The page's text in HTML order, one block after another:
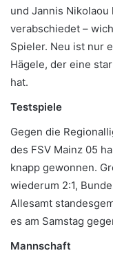
und Jannis
verabschiedet –
Spieler. Neu ist nur
Hägele, der eine
hat.
Testspiele
Gegen die
des FSV Mainz 05
knapp gewonnen.
wiederum 2:1,
Allesamt
es am Samstag
Mannschaft